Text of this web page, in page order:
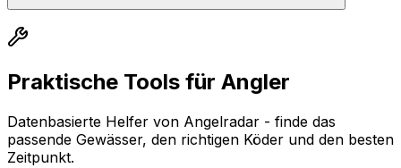
Praktische Tools für Angler
Datenbasierte Helfer von Angelradar - finde das
passende Gewässer, den richtigen Köder und den besten
Zeitpunkt.